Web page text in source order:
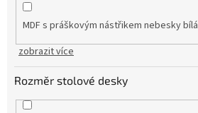
MDF s práškovým nástřikem nebesky bílá
zobrazit více
Rozměr stolové desky